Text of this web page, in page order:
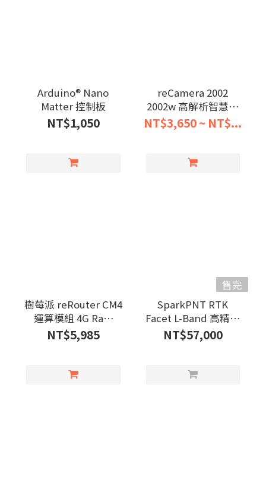
Arduino® Nano
Matter 控制板
NT$1,050
reCamera 2002
2002w 高解析智慧攝
影機
NT$3,650 ~ NT$...
樹莓派 reRouter CM4
運算模組 4G Ram
32G emmc
NT$5,985
售完
SparkPNT RTK
Facet L-Band 高精度
GNSS 定位接收器
NT$57,000